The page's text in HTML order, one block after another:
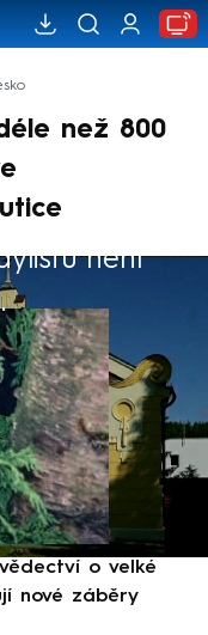
než 800
není
o velké
nové záběry